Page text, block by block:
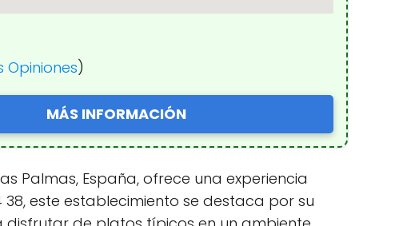
Opiniones)
MÁS INFORMACIÓN
Palmas, España, ofrece una experiencia
este establecimiento se destaca por su